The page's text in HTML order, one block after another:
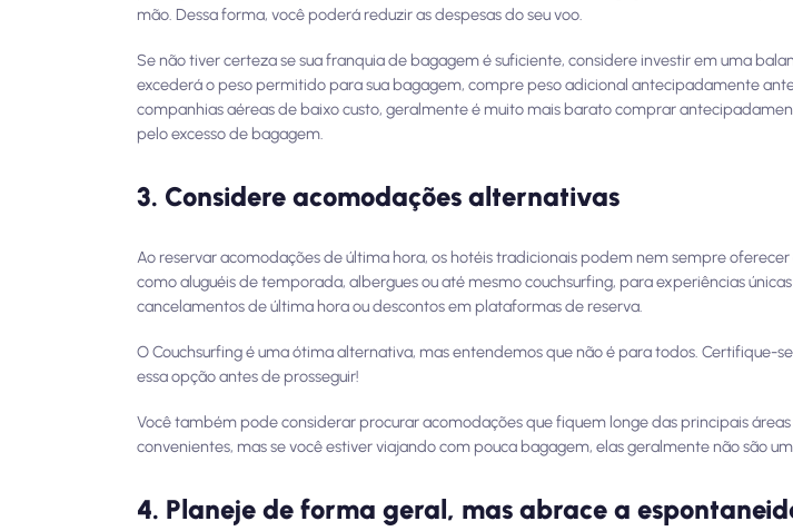
mão. Dessa forma, você poderá reduzir as despesas do seu voo.
Se não tiver certeza se sua franquia de bagagem é suficiente, considere investir em uma
excederá o peso permitido para sua bagagem, compre peso adicional antecipadamente
companhias aéreas de baixo custo, geralmente é muito mais barato comprar
pelo excesso de bagagem.
3. Considere acomodações alternativas
Ao reservar acomodações de última hora, os hotéis tradicionais podem nem sempre
como aluguéis de temporada, albergues ou até mesmo couchsurfing, para experiências
cancelamentos de última hora ou descontos em plataformas de reserva.
O Couchsurfing é uma ótima alternativa, mas entendemos que não é para todos. Certifique-
essa opção antes de prosseguir!
Você também pode considerar procurar acomodações que fiquem longe das principais
convenientes, mas se você estiver viajando com pouca bagagem, elas geralmente não são
4. Planeje de forma geral, mas abrace a